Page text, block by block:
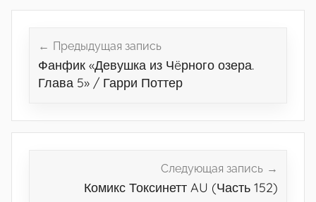
записям
Предыдущая запись
Фанфик «Девушка из Чëрного озера.
Глава 5» / Гарри Поттер
Следующая запись
Комикс Токсинетт AU (Часть 152)